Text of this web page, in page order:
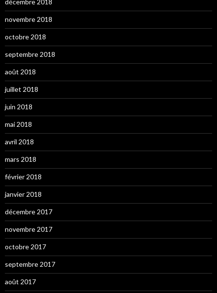
décembre 2018
novembre 2018
octobre 2018
septembre 2018
août 2018
juillet 2018
juin 2018
mai 2018
avril 2018
mars 2018
février 2018
janvier 2018
décembre 2017
novembre 2017
octobre 2017
septembre 2017
août 2017